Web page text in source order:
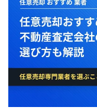
相談内容で探す
空き家
再建築不可
不動産コラム
不動産売却